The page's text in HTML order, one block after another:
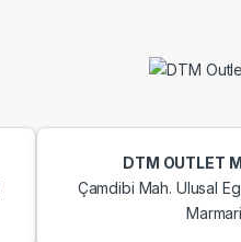
DTM OUTLET
Çamdibi Mah. Ulusal